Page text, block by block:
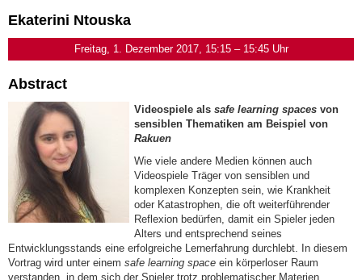
Ekaterini Ntouska
Freitag, 1. Dezember 2017, 15:15 – 15:45 Uhr
Abstract
Videospiele alssafe learning spaces von
sensiblen Thematiken am Beispiel von
Rakuen
Wie viele andere Medien können auch
Videospiele Träger von sensiblen und
komplexen Konzepten sein, wie Krankheit
oder Katastrophen, die oft weiterführender
Reflexion bedürfen, damit ein Spieler jeden
Alters und entsprechend seines
Entwicklungsstands eine erfolgreiche Lernerfahrung durchlebt. In diesem
Vortrag wird unter einem safe learning space ein körperloser Raum
verstanden, in dem sich der Spieler trotz problematischer Materien